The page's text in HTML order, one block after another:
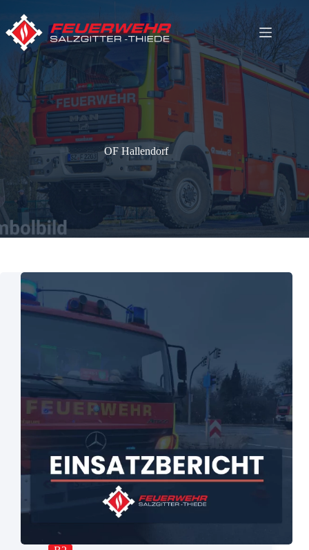
Inhalt
springen
OF Hallendorf